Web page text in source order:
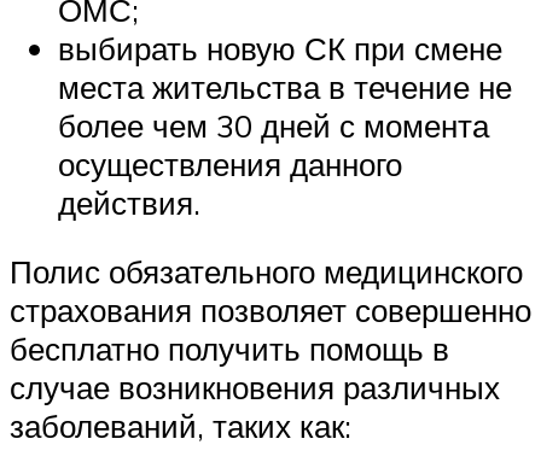
ОМС;
выбирать новую СК при смене
места жительства в течение не
более чем 30 дней с момента
осуществления данного
действия.
Полис обязательного медицинского
страхования позволяет совершенно
бесплатно получить помощь в
случае возникновения различных
заболеваний, таких как: